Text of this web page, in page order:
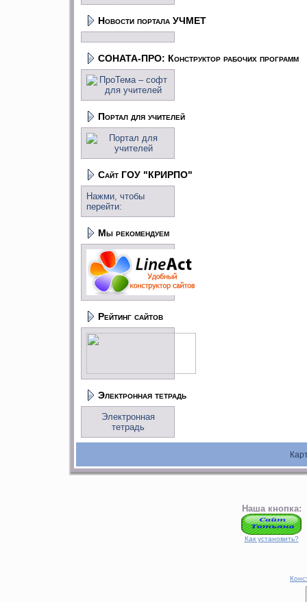
Новости портала УЧМЕТ
СОНАТА-ПРО: Конструктор рабочих программ
Портал для учителей
Сайт ГОУ "КРИРПО"
Нажми, чтобы
перейти:
Мы рекомендуем
Рейтинг сайтов
Электронная тетрадь
Электронная
тетрадь
Наша кнопка:
Как установить?